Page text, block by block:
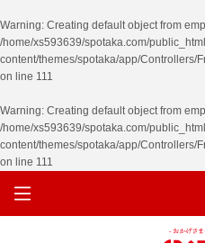
Warning: Creating default object from
/home/xs593639/spotaka.com/
content/themes/spotaka/app/Controllers/
on line 111
Warning: Creating default object from
/home/xs593639/spotaka.com/
content/themes/spotaka/app/Controllers/
on line 111